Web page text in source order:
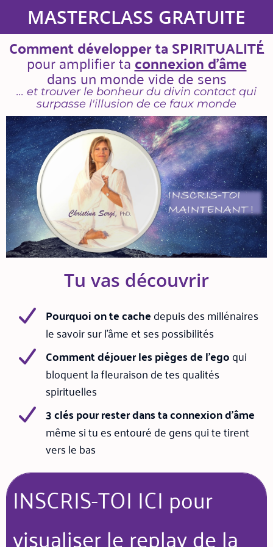
MASTERCLASS GRATUITE
Comment développer ta SPIRITUALITÉ
pour amplifier taconnexion d'âme
dans un monde vide de sens
... et trouver le bonheur du divin contact qui
surpasse l'illusion de ce faux monde
Tu vas découvrir
Pourquoi on te cachedepuis des millénaires
le savoir sur l'âme et ses possibilités
Comment déjouer les pièges de l'egoqui
bloquent la fleuraison de tes qualités
spirituelles
3 clés pour rester dans ta connexion d'âme
même si tu es entouré de gens qui te tirent
vers le bas
INSCRIS-TOI ICI pour
visualiser le replay de la